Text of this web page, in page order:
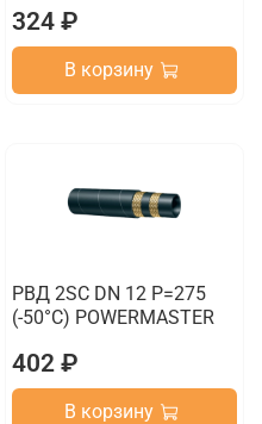
324 ₽
В корзину
РВД 2SC DN 12 P=275
(-50°C) POWERMASTER
402 ₽
В корзину